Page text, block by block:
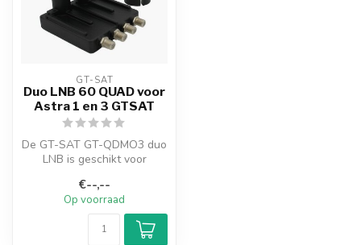
GT-SAT
Duo LNB 60 QUAD voor
Astra 1 en 3 GTSAT
De GT-SAT GT-QDMO3 duo
LNB is geschikt voor
3 satelli...
€--,--
Op voorraad